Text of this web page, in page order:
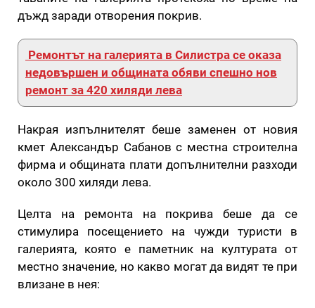
дъжд заради отворения покрив.
Ремонтът на галерията в Силистра се оказа
недовършен и общината обяви спешно нов
ремонт за 420 хиляди лева
Накрая изпълнителят беше заменен от новия
кмет Александър Сабанов с местна строителна
фирма и общината плати допълнителни разходи
около 300 хиляди лева.
Целта на ремонта на покрива беше да се
стимулира посещението на чужди туристи в
галерията, която е паметник на културата от
местно значение, но какво могат да видят те при
влизане в нея: